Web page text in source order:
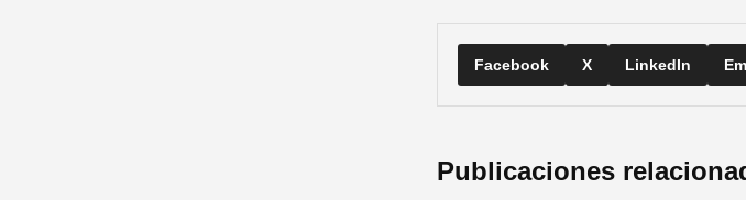
Facebook X LinkedIn
Publicaciones